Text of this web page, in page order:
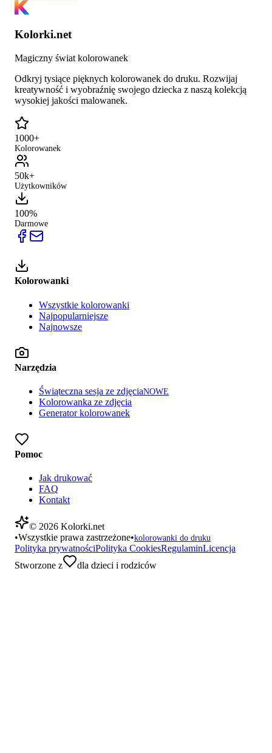
Kolorki.net
Magiczny świat kolorowanek
Odkryj tysiące pięknych kolorowanek do druku. Rozwijaj
kreatywność i wyobraźnię swojego dziecka z naszą kolekcją
wysokiej jakości malowanek.
1000+
Kolorowanek
50k+
Użytkowników
100%
Darmowe
Kolorowanki
Wszystkie kolorowanki
Najpopularniejsze
Najnowsze
Narzędzia
Świąteczna sesja ze zdjęciaNOWE
Kolorowanka ze zdjęcia
Generator kolorowanek
Pomoc
Jak drukować
FAQ
Kontakt
© 2026 Kolorki.net
•Wszystkie prawa zastrzeżone•kolorowanki do druku
Polityka prywatnościPolityka CookiesRegulaminLicencja
Stworzone z
dla dzieci i rodziców